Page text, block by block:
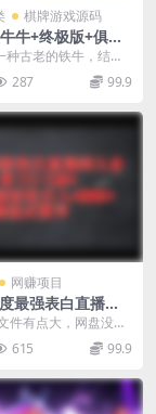
棋牌游戏源码
牛+终极版+俱乐
套源码已破解
种古老的铁牛，结合
棋和手游纸牌游戏，
。并以...
287 99.9
网赚项目
最强表白直播间
50+，新手也能
，小白喂饭式教
件有点大，网盘没会
哦！建议开通一个百
载速...
615 99.9